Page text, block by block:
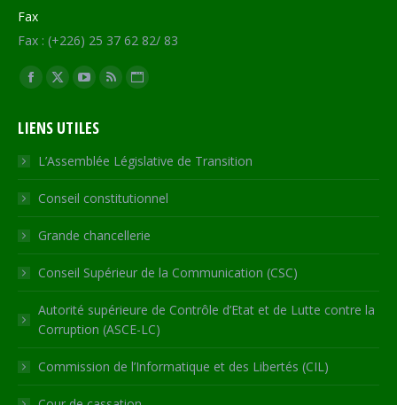
Fax
Fax : (+226) 25 37 62 82/ 83
Trouvez nous sur :
Facebook
opens
in
new
window
X
opens
in
new
window
YouTube
opens
in
new
window
RSS
in
new
window
Site
opens
in
new
LIENS UTILES
L’Assemblée Législative de Transition
Conseil constitutionnel
Grande chancellerie
Conseil Supérieur de la Communication (CSC)
Autorité supérieure de Contrôle d’Etat et de Lutte contre la
Corruption (ASCE-LC)
Commission de l’Informatique et des Libertés (CIL)